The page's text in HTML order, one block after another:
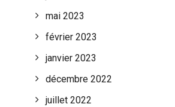
mai 2023
février 2023
janvier 2023
décembre 2022
juillet 2022